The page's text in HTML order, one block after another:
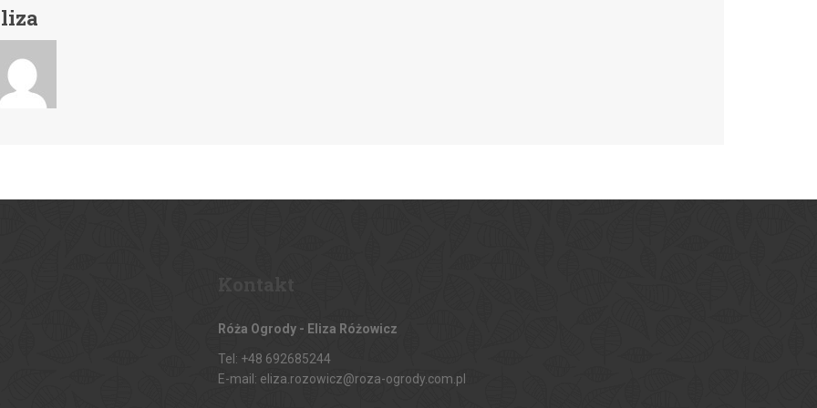
Róża Ogrody - Eliza Różowicz
Tel: +48 692685244
E-mail: eliza.rozowicz@roza-ogrody.com.pl